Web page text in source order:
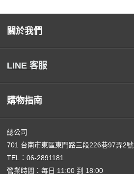
關於我們
LINE 客服
購物指南
總公司
701 台南市東區東門路三段226巷97弄2號
TEL： 06-2891181
營業時間：每日 11:00 到 18:00